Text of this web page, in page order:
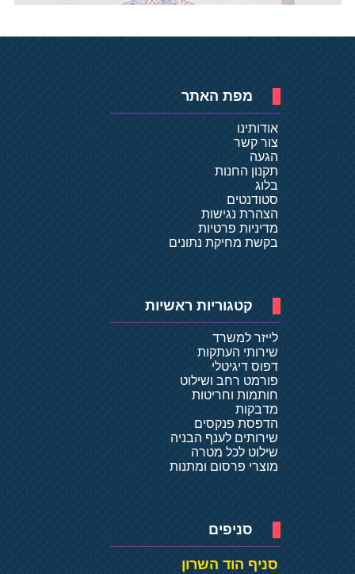
מפת האתר
אודותינו
צור קשר
הגעה
תקנון החנות
בלוג
סטודנטים
הצהרת נגישות
מדיניות פרטיות
בקשת מחיקת נתונים
קטגוריות ראשיות
לייזר למשרד
שירותי העתקות
דפוס דיגיטלי
פורמט רחב ושילוט
חותמות וחריטות
מדבקות
הדפסת פנקסים
שירותים לענף הבניה
שילוט לכל מטרה
מוצרי פרסום ומתנות
סניפים
סניף הוד השרון